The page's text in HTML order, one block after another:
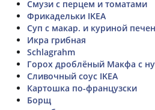
Смузи с перцем и томатами
Фрикадельки IKEA
Суп с макар. и куриной
Икра грибная
Schlagrahm
Горох дроблёный Макфа с
Сливочный соус IKEA
Картошка по-французски
Борщ